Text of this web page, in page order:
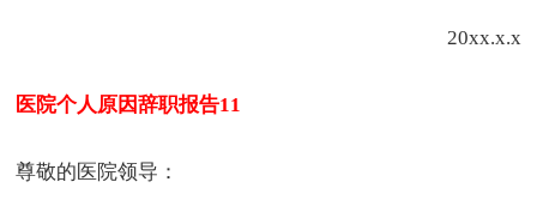
20xx.x.x
医院个人原因辞职报告11
尊敬的医院领导：